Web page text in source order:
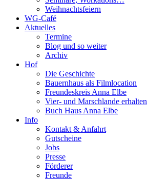
Weihnachtsfeiern
WG-Café
Aktuelles
Termine
Blog und so weiter
Archiv
Hof
Die Geschichte
Bauernhaus als Filmlocation
Freundeskreis Anna Elbe
Vier- und Marschlande erhalten
Buch Haus Anna Elbe
Info
Kontakt & Anfahrt
Gutscheine
Jobs
Presse
Förderer
Freunde